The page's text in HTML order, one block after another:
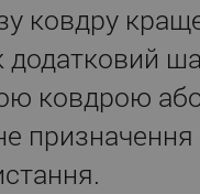
ковдру
додатковий
ковдрою
призначення